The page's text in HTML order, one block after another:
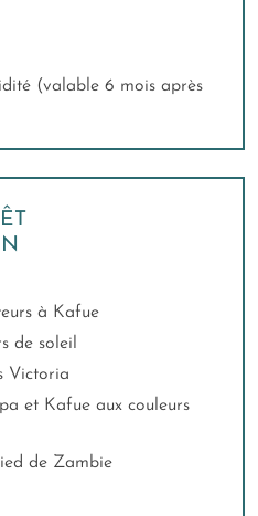
(valable 6 mois après
à Kafue
de soleil
Victoria
de Zambie